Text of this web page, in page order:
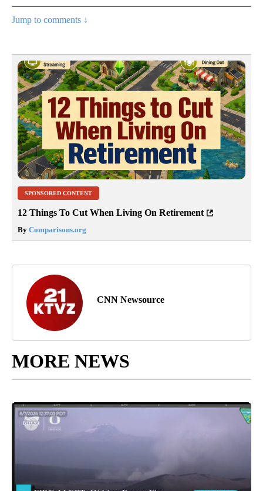
Jump to comments ↓
SPONSORED CONTENT
12 Things To Cut When Living On Retirement
By Comparisons.org
CNN Newsource
MORE NEWS